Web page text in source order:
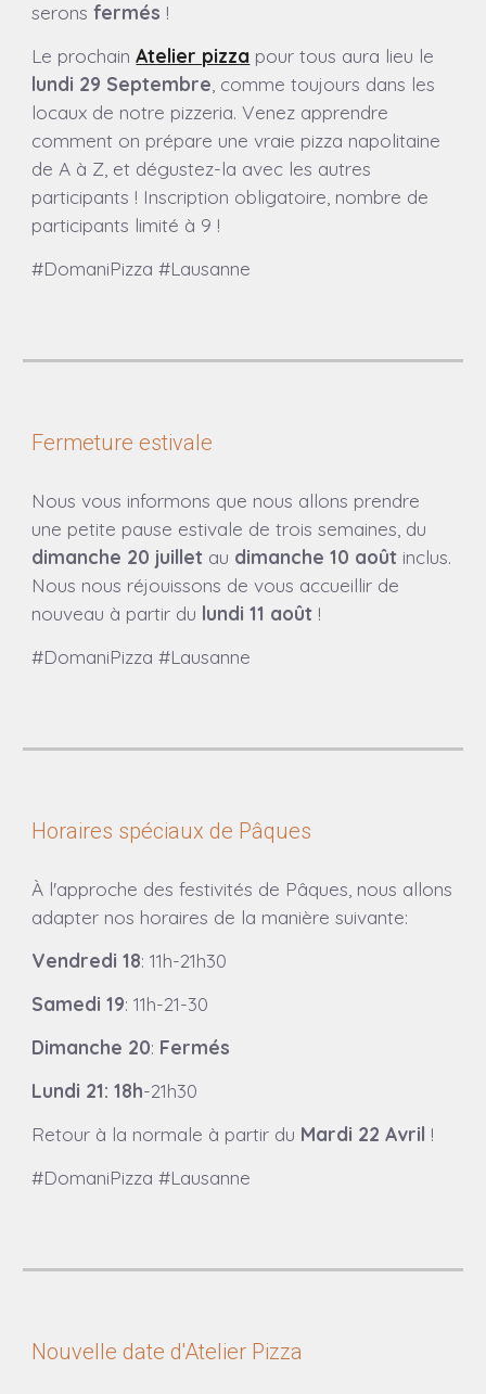
seronsfermés !
Le prochainAtelier pizza pour tous aura lieu le
lundi 29 Septembre , comme toujours dans les
locaux de notre pizzeria. Venez apprendre
comment on prépare une vraie pizza napolitaine
de A à Z, et dégustez-la avec les autres
participants ! Inscription obligatoire, nombre de
participants limité à 9 !
#DomaniPizza #Lausanne
Fermeture estivale
Nous vous informons que nous allons prendre
une petite pause estivale de trois semaines, du
dimanche 20 juillet au dimanche 10 août inclus.
Nous nous réjouissons de vous accueillir de
nouveau à partir du lundi 11 août !
#DomaniPizza #Lausanne
Horaires spéciaux de Pâques
À l'approche des festivités de Pâques, nous allons
adapter nos horaires de la manière suivante:
Vendredi18:11h-21h30
Samedi19: 11h-21-30
Dimanche 20: Fermés
Lundi 21: 18h-21h30
Retour à la normale à partir du Mardi 22 Avril !
#DomaniPizza #Lausanne
Nouvelle date d'Atelier Pizza